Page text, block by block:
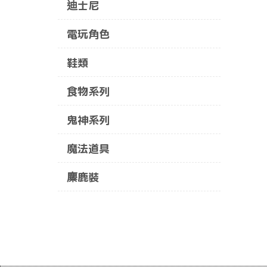
迪士尼
電玩角色
鞋類
食物系列
鬼神系列
魔法道具
麋鹿裝